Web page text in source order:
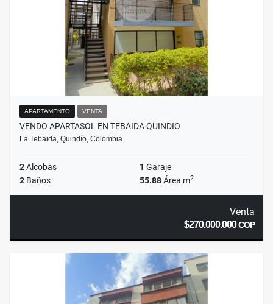
APARTAMENTO VENTA
VENDO APARTASOL EN TEBAIDA QUINDIO
La Tebaida, Quindío, Colombia
2Alcobas 1 Garaje
2 Baños 55.88Área m2
Venta
$270.000.000COP